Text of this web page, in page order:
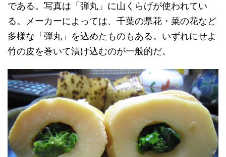
である。写真は「弾丸」に山くらげが使われてい
る。メーカーによっては、千葉の県花・菜の花など
多様な「弾丸」を込めたものもある。いずれにせよ
竹の皮を巻いて漬け込むのが一般的だ。